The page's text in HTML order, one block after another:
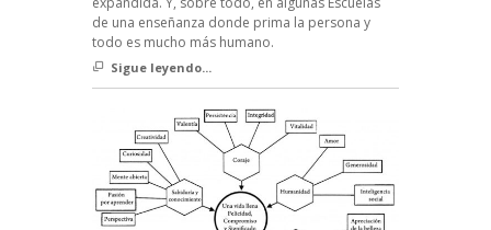
de una enseñanza donde prima la persona y
todo es mucho más humano.
Sigue leyendo...